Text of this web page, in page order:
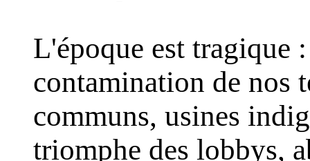
L'époque est tragique
contamination de nos
communs, usines
triomphe des lobbys,